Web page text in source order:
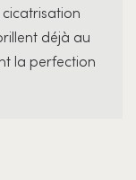
déjà au
la perfection